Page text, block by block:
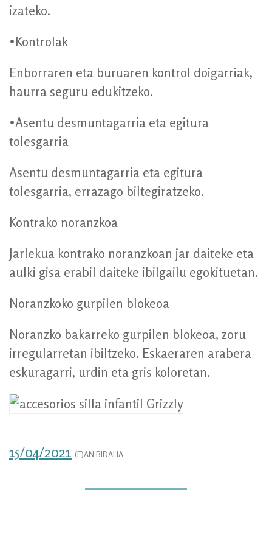
izateko.
•Kontrolak
Enborraren eta buruaren kontrol doigarriak,
haurra seguru edukitzeko.
•Asentu desmuntagarria eta egitura
tolesgarria
Asentu desmuntagarria eta egitura
tolesgarria, errazago biltegiratzeko.
Kontrako noranzkoa
Jarlekua kontrako noranzkoan jar daiteke eta
aulki gisa erabil daiteke ibilgailu egokituetan.
Noranzkoko gurpilen blokeoa
Noranzko bakarreko gurpilen blokeoa, zoru
irregularretan ibiltzeko. Eskaeraren arabera
eskuragarri, urdin eta gris koloretan.
15/04/2021-(E)AN BIDALIA